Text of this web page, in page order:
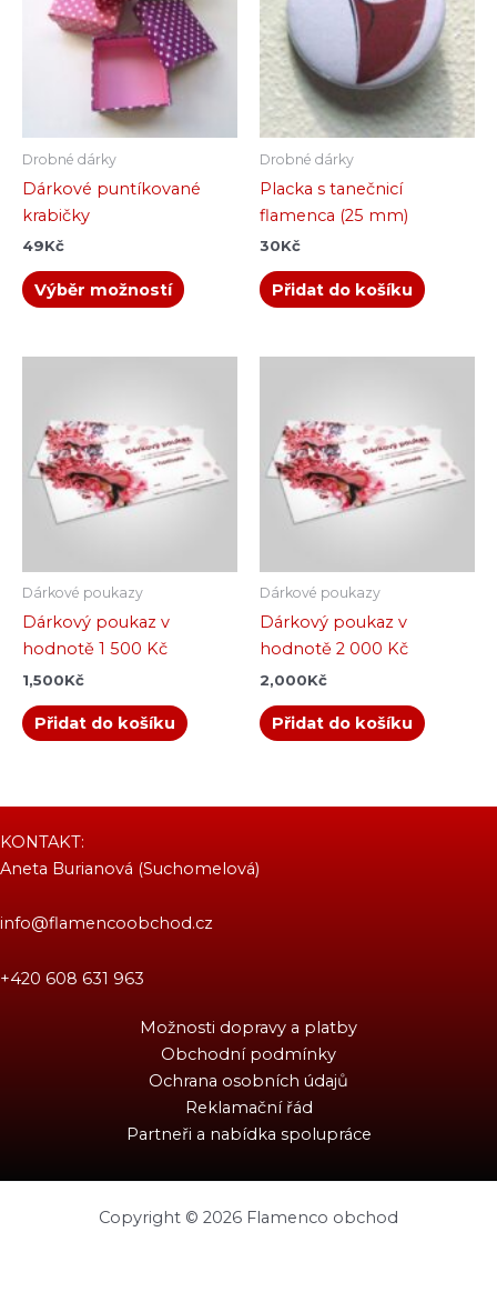
Drobné dárky
Dárkové puntíkované
krabičky
49Kč
Výběr možností
více
variant.
Možnosti
produktu
Drobné dárky
Placka s tanečnicí
flamenca (25 mm)
30Kč
Přidat do košíku
Dárkové poukazy
Dárkový poukaz v
hodnotě 1 500 Kč
1,500Kč
Přidat do košíku
Dárkové poukazy
Dárkový poukaz v
hodnotě 2 000 Kč
2,000Kč
Přidat do košíku
KONTAKT:
Aneta Burianová (Suchomelová)
info@flamencoobchod.cz
+420 608 631 963
Možnosti dopravy a platby
Obchodní podmínky
Ochrana osobních údajů
Reklamační řád
Partneři a nabídka spolupráce
Copyright © 2026 Flamenco obchod